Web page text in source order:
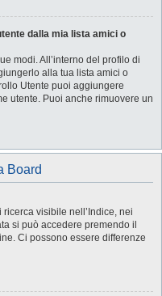
dalla mia lista amici o
modi. All’interno del profilo di
alla tua lista amici o
Utente puoi aggiungere
utente. Puoi anche rimuovere un
Board
visibile nell’Indice, nei
si può accedere premendo il
Ci possono essere differenze